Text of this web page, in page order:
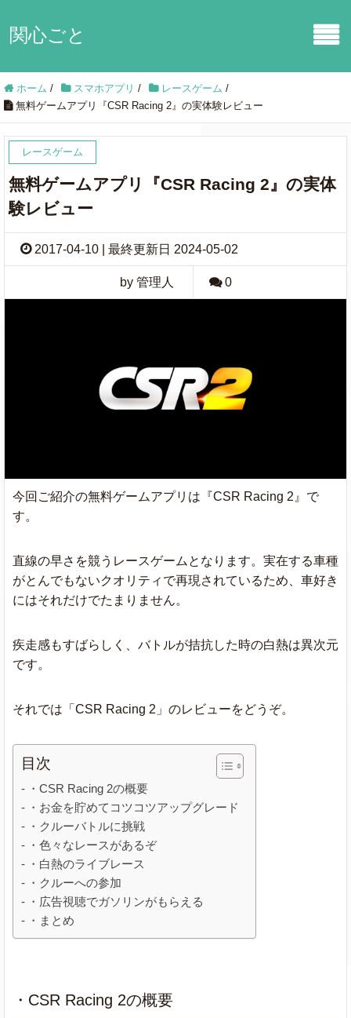
関心ごと
ホーム / スマホアプリ / レースゲーム /
無料ゲームアプリ『CSR Racing 2』の実体験レビュー
レースゲーム
無料ゲームアプリ『CSR Racing 2』の実体
験レビュー
2017-04-10 | 最終更新日 2024-05-02
by 管理人 0
今回ご紹介の無料ゲームアプリは『CSR Racing 2』で
す。
直線の早さを競うレースゲームとなります。実在する車種
がとんでもないクオリティで再現されているため、車好き
にはそれだけでたまりません。
疾走感もすばらしく、バトルが拮抗した時の白熱は異次元
です。
それでは「CSR Racing 2」のレビューをどうぞ。
目次
・CSR Racing 2の概要
・お金を貯めてコツコツアップグレード
・クルーバトルに挑戦
・色々なレースがあるぞ
・白熱のライブレース
・クルーへの参加
・広告視聴でガソリンがもらえる
・まとめ
・CSR Racing 2の概要